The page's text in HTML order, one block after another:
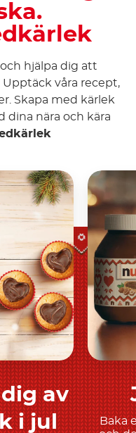
hjälpa dig att
Upptäck våra recept,
Skapa med kärlek
dina nära och kära
av
i jul
Baka